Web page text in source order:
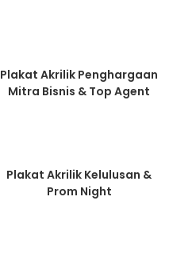
Plakat Akrilik Penghargaan
Mitra Bisnis & Top Agent
Plakat Akrilik Kelulusan &
Prom Night